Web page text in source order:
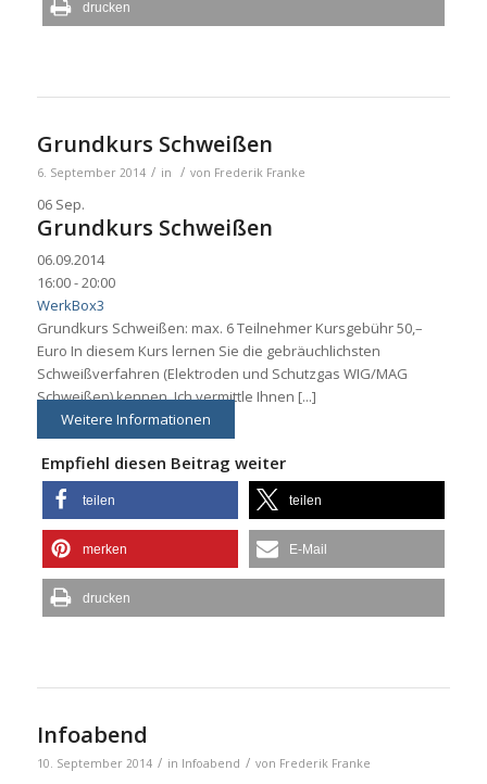
drucken
Grundkurs Schweißen
6. September 2014 / in / von Frederik Franke
06 Sep.
Grundkurs Schweißen
06.09.2014
16:00 - 20:00
WerkBox3
Grundkurs Schweißen: max. 6 Teilnehmer Kursgebühr 50,–
Euro In diesem Kurs lernen Sie die gebräuchlichsten
Schweißverfahren (Elektroden und Schutzgas WIG/MAG
Schweißen) kennen. Ich vermittle Ihnen [...]
Weitere Informationen
Empfiehl diesen Beitrag weiter
teilen teilen
merken E-Mail
drucken
Infoabend
10. September 2014 / in Infoabend / von Frederik Franke